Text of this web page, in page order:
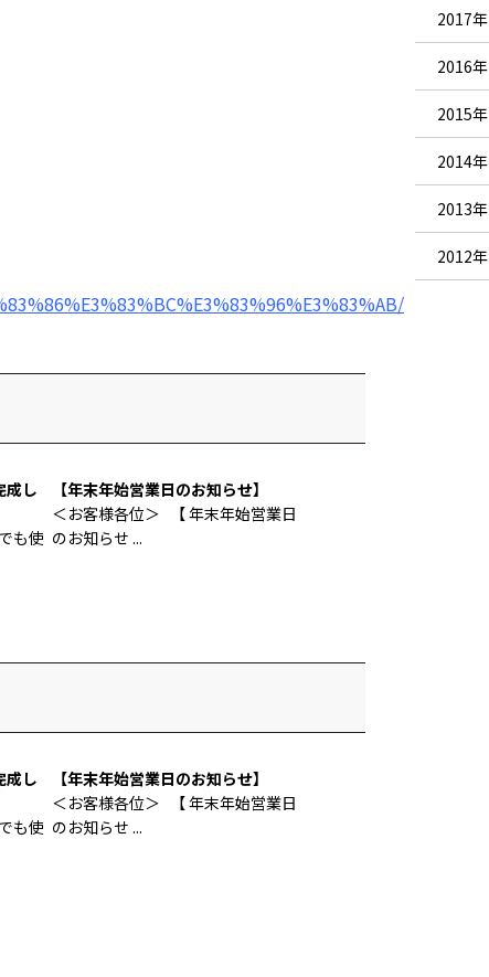
成し
も使
【年末年始営業日のお知らせ】
＜お客様各位＞ 【 年末年始営業日
のお知らせ ...
成し
も使
【年末年始営業日のお知らせ】
＜お客様各位＞ 【 年末年始営業日
のお知らせ ...
2017年
2016年
2015年
2014年
2013年
2012年